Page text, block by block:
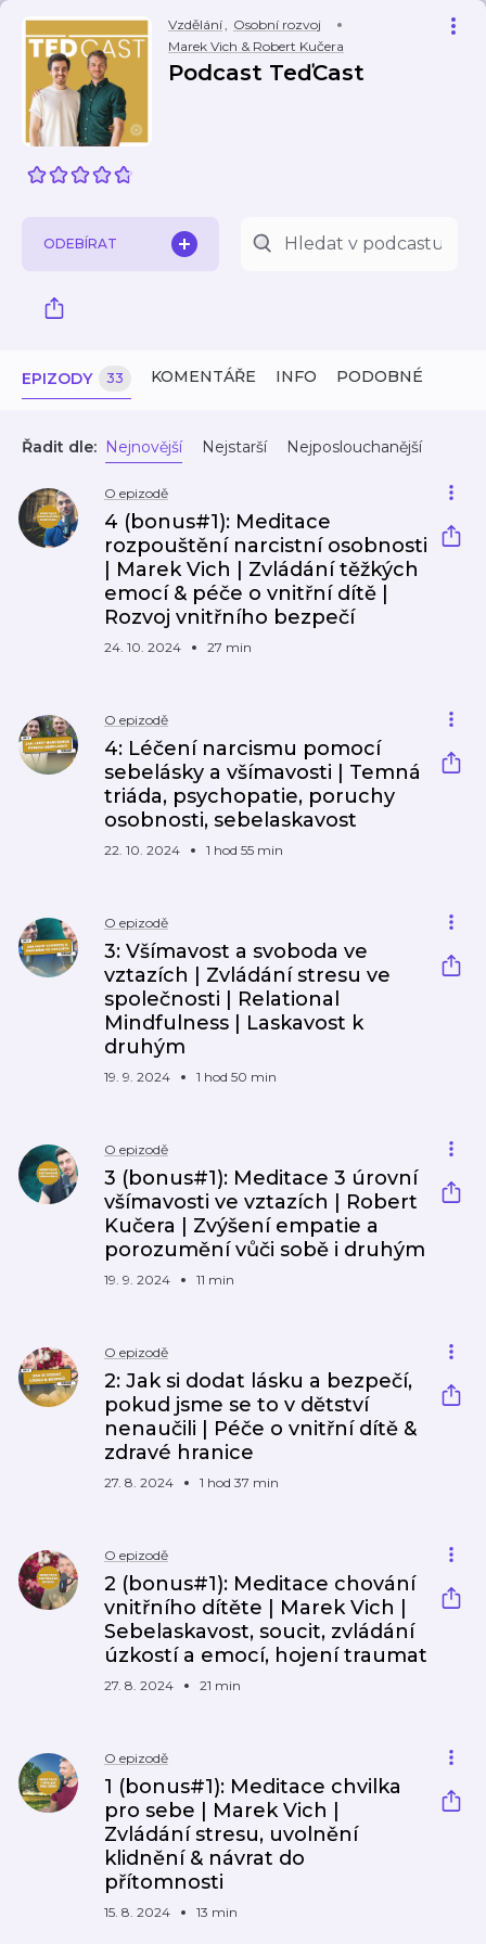
Vzdělání, Osobní rozvoj
Marek Vich & Robert Kučera
Podcast TeďCast
ODEBÍRAT
EPIZODY 33 KOMENTÁŘE INFO PODOBNÉ
Řadit dle: Nejnovější Nejstarší Nejposlouchanější
O epizodě
4 (bonus#1): Meditace
rozpouštění narcistní osobnosti
| Marek Vich | Zvládání těžkých
emocí & péče o vnitřní dítě |
Rozvoj vnitřního bezpečí
24. 10. 2024 27 min
O epizodě
4: Léčení narcismu pomocí
sebelásky a všímavosti | Temná
triáda, psychopatie, poruchy
osobnosti, sebelaskavost
22. 10. 2024 1 hod 55 min
O epizodě
3: Všímavost a svoboda ve
vztazích | Zvládání stresu ve
společnosti | Relational
Mindfulness | Laskavost k
druhým
19. 9. 2024 1 hod 50 min
O epizodě
3 (bonus#1): Meditace 3 úrovní
všímavosti ve vztazích | Robert
Kučera | Zvýšení empatie a
porozumění vůči sobě i druhým
19. 9. 2024 11 min
O epizodě
2: Jak si dodat lásku a bezpečí,
pokud jsme se to v dětství
nenaučili | Péče o vnitřní dítě &
zdravé hranice
27. 8. 2024 1 hod 37 min
O epizodě
2 (bonus#1): Meditace chování
vnitřního dítěte | Marek Vich |
Sebelaskavost, soucit, zvládání
úzkostí a emocí, hojení traumat
27. 8. 2024 21 min
O epizodě
1 (bonus#1): Meditace chvilka
pro sebe | Marek Vich |
Zvládání stresu, uvolnění
klidnění & návrat do
přítomnosti
15. 8. 2024 13 min